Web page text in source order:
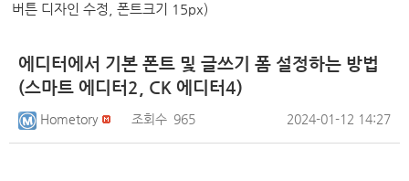
버튼 디자인 수정, 폰트크기 15px)
에디터에서 기본 폰트 및 글쓰기 폼 설정하는 방법
(스마트 에디터2, CK 에디터4)
Hometory 조회수 965 2024-01-12 14:27